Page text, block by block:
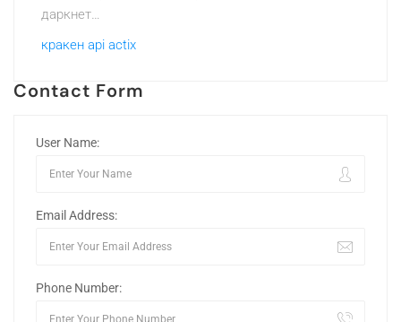
кракен api actix
Contact Form
User Name:
Email Address:
Phone Number: